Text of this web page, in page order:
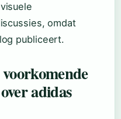
omdat
publiceert.
adidas